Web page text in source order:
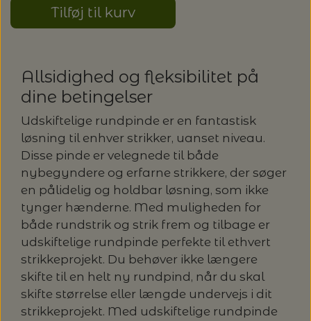
Tilføj til kurv
Allsidighed og fleksibilitet på
dine betingelser
Udskiftelige rundpinde er en fantastisk
løsning til enhver strikker, uanset niveau.
Disse pinde er velegnede til både
nybegyndere og erfarne strikkere, der søger
en pålidelig og holdbar løsning, som ikke
tynger hænderne. Med muligheden for
både rundstrik og strik frem og tilbage er
udskiftelige rundpinde perfekte til ethvert
strikkeprojekt. Du behøver ikke længere
skifte til en helt ny rundpind, når du skal
skifte størrelse eller længde undervejs i dit
strikkeprojekt. Med udskiftelige rundpinde